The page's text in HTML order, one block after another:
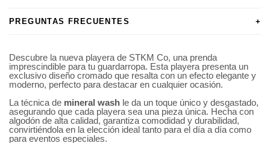
PREGUNTAS FRECUENTES +
Descubre la nueva playera de STKM Co, una prenda
imprescindible para tu guardarropa. Esta playera presenta un
exclusivo diseño cromado que resalta con un efecto elegante y
moderno, perfecto para destacar en cualquier ocasión.
La técnica de mineral wash le da un toque único y desgastado,
asegurando que cada playera sea una pieza única. Hecha con
algodón de alta calidad, garantiza comodidad y durabilidad,
convirtiéndola en la elección ideal tanto para el día a día como
para eventos especiales.